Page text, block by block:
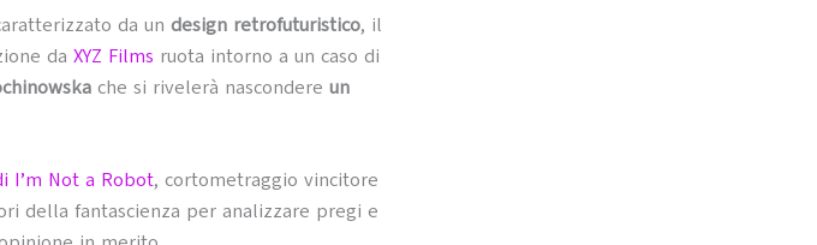
da un design retrofuturistico, il
da XYZ Films ruota intorno a un caso di
che si rivelerà nascondere un
I’m Not a Robot, cortometraggio vincitore
della fantascienza per analizzare pregi e